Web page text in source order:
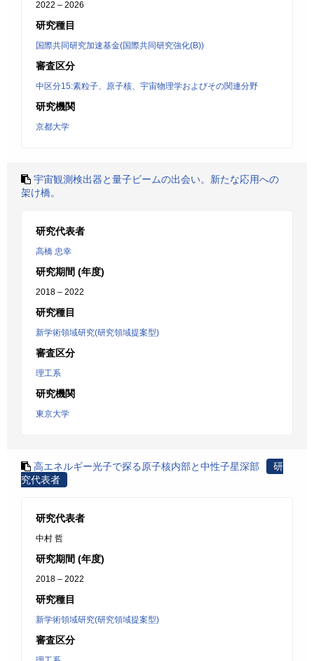
2022 – 2026
研究種目
国際共同研究加速基金(国際共同研究強化(B))
審査区分
中区分15:素粒子、原子核、宇宙物理学およびその関連分野
研究機関
京都大学
宇宙観測検出器と量子ビームの出会い。新たな応用への
架け橋。
研究代表者
高橋 忠幸
研究期間 (年度)
2018 – 2022
研究種目
新学術領域研究(研究領域提案型)
審査区分
理工系
研究機関
東京大学
高エネルギー光子で探る原子核内部と中性子星深部
研
究代表者
研究代表者
中村 哲
研究期間 (年度)
2018 – 2022
研究種目
新学術領域研究(研究領域提案型)
審査区分